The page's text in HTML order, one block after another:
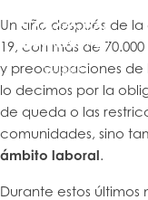
Un año después de
19, con más de
y preocupaciones de
lo decimos por la
de queda o las
comunidades, sino
ámbito laboral.
Durante estos